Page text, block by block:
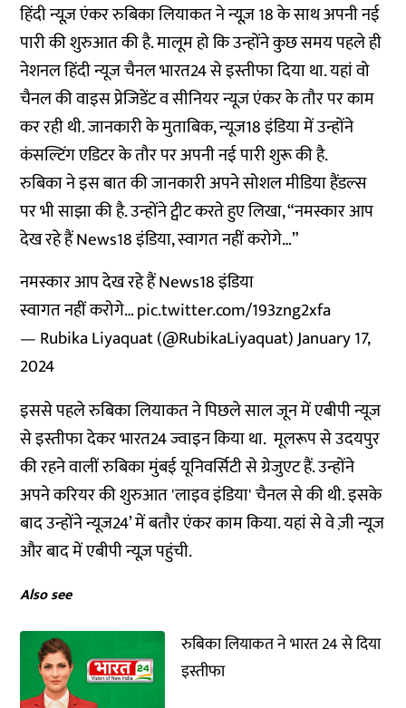
हिंदी न्यूज़ एंकर रुबिका लियाकत ने न्यूज़ 18 के साथ अपनी नई
पारी की शुरुआत की है. मालूम हो कि उन्होंने कुछ समय पहले ही
नेशनल हिंदी न्यूज चैनल भारत24 से इस्तीफा दिया था. यहां वो
चैनल की वाइस प्रेजिडेंट व सीनियर न्यूज एंकर के तौर पर काम
कर रही थी. जानकारी के मुताबिक, न्यूज18 इंडिया में उन्होंने
कंसल्टिंग एडिटर के तौर पर अपनी नई पारी शुरू की है.
रुबिका ने इस बात की जानकारी अपने सोशल मीडिया हैंडल्स
पर भी साझा की है. उन्होंने ट्वीट करते हुए लिखा, “नमस्कार आप
देख रहे हैं News18 इंडिया, स्वागत नहीं करोगे…”
नमस्कार आप देख रहे हैं News18 इंडिया
स्वागत नहीं करोगे…pic.twitter.com/193zng2xfa
— Rubika Liyaquat (@RubikaLiyaquat)January 17,
2024
इससे पहले रुबिका लियाकत ने पिछले साल जून में एबीपी न्यूज
से इस्तीफा देकर भारत24 ज्वाइन किया था. मूलरूप से उदयपुर
की रहने वालीं रुबिका मुंबई यूनिवर्सिटी से ग्रेजुएट हैं. उन्होंने
अपने करियर की शुरुआत 'लाइव इंडिया' चैनल से की थी. इसके
बाद उन्होंने न्यूज24’ में बतौर एंकर काम किया. यहां से वे ज़ी न्यूज
और बाद में एबीपी न्यूज़ पहुंची.
Also see
रुबिका लियाकत ने भारत 24 से दिया
इस्तीफा